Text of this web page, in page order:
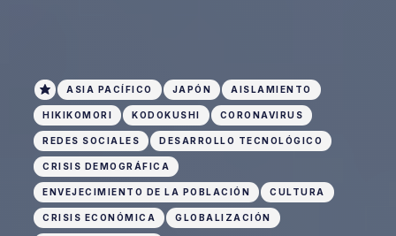
ASIA PACÍFICO JAPÓN AISLAMIENTO
HIKIKOMORI KODOKUSHI CORONAVIRUS
REDES SOCIALES DESARROLLO TECNOLÓGICO
CRISIS DEMOGRÁFICA
ENVEJECIMIENTO DE LA POBLACIÓN CULTURA
CRISIS ECONÓMICA GLOBALIZACIÓN